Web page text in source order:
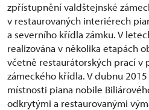
zpřístupnění valdštejnské
v restaurovaných interiérech
a severního křídla zámku. V
realizována v několika etapách
včetně restaurátorských prací v
zámeckého křídla. V dubnu
místnosti piana nobile
odkrytými a restaurovanými